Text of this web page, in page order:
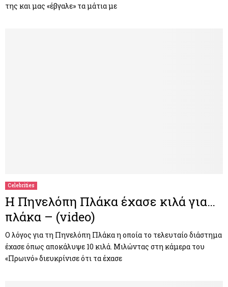
της και μας «έβγαλε» τα μάτια με
Celebrities
Η Πηνελόπη Πλάκα έχασε κιλά για…
πλάκα – (video)
Ο λόγος για τη Πηνελόπη Πλάκα η οποία το τελευταίο διάστημα
έχασε όπως αποκάλυψε 10 κιλά. Μιλώντας στη κάμερα του
«Πρωινό» διευκρίνισε ότι τα έχασε